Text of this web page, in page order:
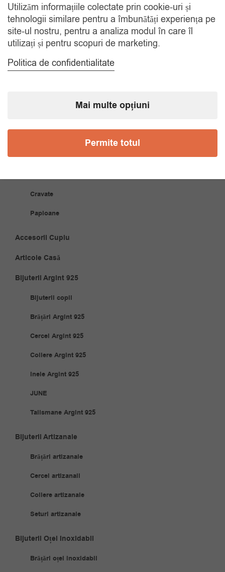
RETUR 30 ZILE
Gratuit, indiferent de motiv
Tel. 0770420114
Brățări
Cravate
Papioane
Accesorii Cuplu
Articole Casă
Bijuterii Argint 925
Bijuterii copii
Brățări Argint 925
Cercei Argint 925
Coliere Argint 925
Inele Argint 925
JUNE
Talismane Argint 925
Bijuterii Artizanale
Brățări artizanale
Cercei artizanali
Coliere artizanale
Seturi artizanale
Bijuterii Oțel Inoxidabil
Brățări oțel inoxidabil
Utilizăm informațiile colectate prin cookie-uri și
tehnologii similare pentru a îmbunătăți experiența pe
site-ul nostru, pentru a analiza modul în care îl
utilizați și pentru scopuri de marketing.
Politica de confidentialitate
Mai multe opțiuni
Permite totul